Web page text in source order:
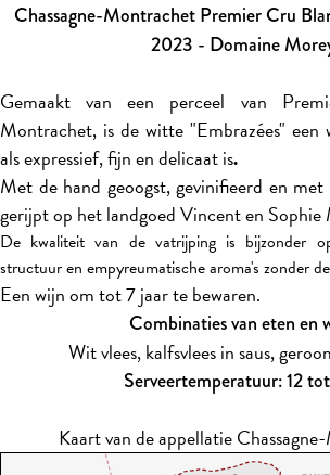
Chassagne-Montrachet Premier Cru
2023 - Domaine
Gemaakt van een perceel van
Montrachet, is de witte "Embrazées" een
als expressief, fijn en delicaat is.
Met de hand geoogst, gevinifieerd en
gerijpt op het landgoed Vincent en Sophie
De kwaliteit van de vatrijping is bijzonder
structuur en empyreumatische aroma's zonder
Een wijn om tot 7 jaar te bewaren.
Combinaties van eten en
Wit vlees, kalfsvlees in saus,
Serveertemperatuur: 12
Kaart van de appellatie